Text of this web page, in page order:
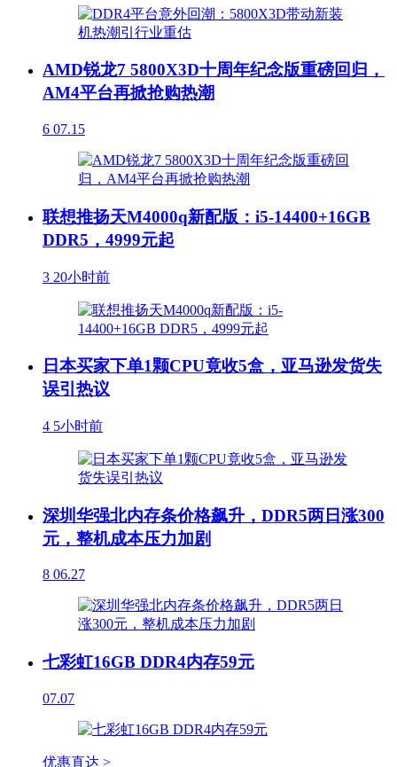
AMD锐龙7 5800X3D十周年纪念版重磅回归，
AM4平台再掀抢购热潮
6 07.15
联想推扬天M4000q新配版：i5-14400+16GB
DDR5，4999元起
3 20小时前
日本买家下单1颗CPU竟收5盒，亚马逊发货失
误引热议
4 5小时前
深圳华强北内存条价格飙升，DDR5两日涨300
元，整机成本压力加剧
8 06.27
七彩虹16GB DDR4内存59元
07.07
优惠直达 >